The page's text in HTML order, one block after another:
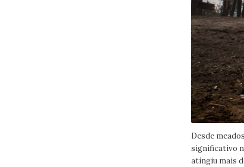
Desde
significativo
atingiu mais